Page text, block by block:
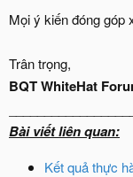
Mọi ý kiến đóng góp
Trân trọng,
BQT WhiteHat
Bài viết liên quan:
Kết quả thực